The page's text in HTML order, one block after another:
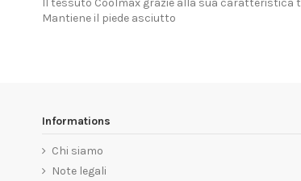
Il tessuto Coolmax grazie alla sua caratteristica
Mantiene il piede asciutto
Informations
Chi siamo
Note legali